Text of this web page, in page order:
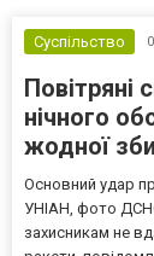
Суспільство
Повітряні
нічного
жодної
Основний удар
УНІАН, фото
захисникам не